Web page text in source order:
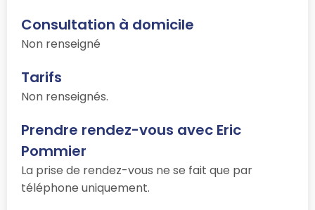
Consultation à domicile
Non renseigné
Tarifs
Non renseignés.
Prendre rendez-vous avec Eric
Pommier
La prise de rendez-vous ne se fait que par
téléphone uniquement.